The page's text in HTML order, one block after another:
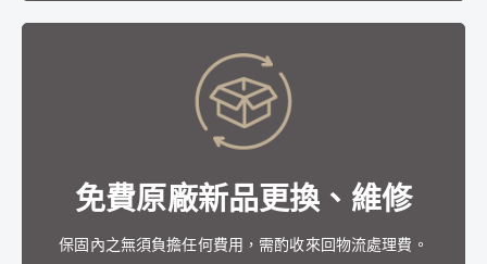
免費原廠新品更換、維修
保固內之無須負擔任何費用，需酌收來回物流處理費。